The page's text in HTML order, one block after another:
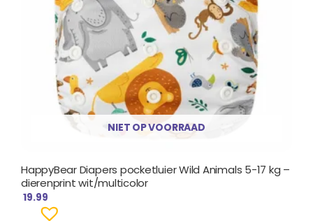
NIET OP VOORRAAD
HappyBear Diapers pocketluier Wild Animals 5-17 kg –
dierenprint wit/multicolor
19.99